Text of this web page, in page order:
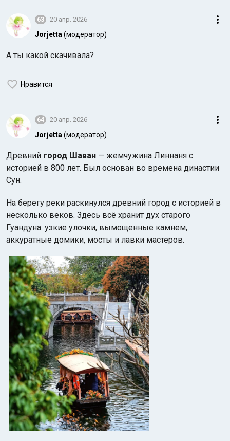
63 20 апр. 2026
Jorjetta (модератор)
А ты какой скачивала?
Нравится
64 20 апр. 2026
Jorjetta (модератор)
Древний город Шаван — жемчужина Линнаня с
историей в 800 лет. Был основан во времена династии
Сун.
На берегу реки раскинулся древний город с историей в
несколько веков. Здесь всё хранит дух старого
Гуандуна: узкие улочки, вымощенные камнем,
аккуратные домики, мосты и лавки мастеров.